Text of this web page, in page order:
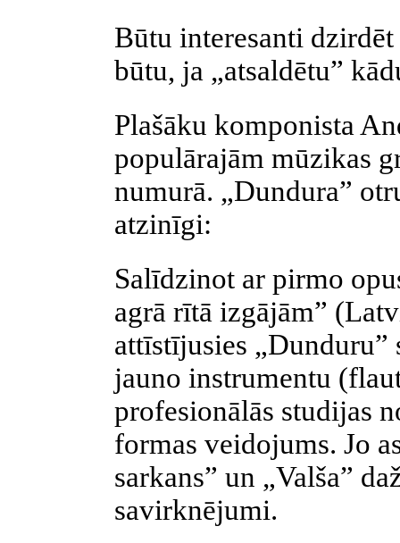
Būtu interesanti
būtu, ja „atsaldētu”
Plašāku komponista
populārajām mūzikas
numurā. „Dundura”
atzinīgi:
Salīdzinot ar pirmo
agrā rītā izgājām”
attīstījusies
jauno instrumentu
profesionālās studijas
formas veidojums. Jo
sarkans” un „Valša”
savirknējumi.